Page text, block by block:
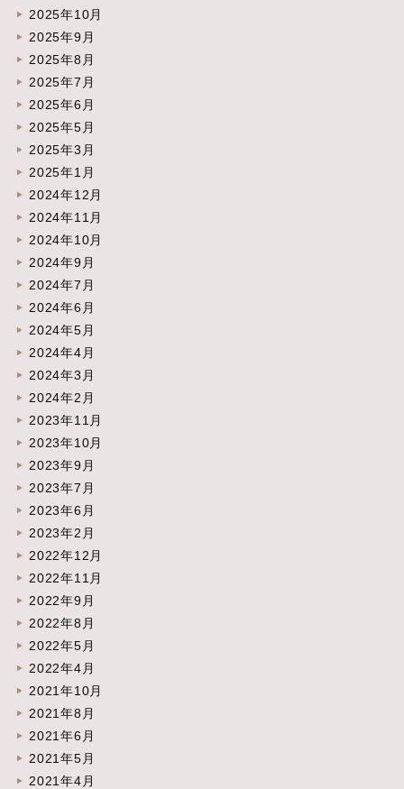
2025年10月
2025年9月
2025年8月
2025年7月
2025年6月
2025年5月
2025年3月
2025年1月
2024年12月
2024年11月
2024年10月
2024年9月
2024年7月
2024年6月
2024年5月
2024年4月
2024年3月
2024年2月
2023年11月
2023年10月
2023年9月
2023年7月
2023年6月
2023年2月
2022年12月
2022年11月
2022年9月
2022年8月
2022年5月
2022年4月
2021年10月
2021年8月
2021年6月
2021年5月
2021年4月